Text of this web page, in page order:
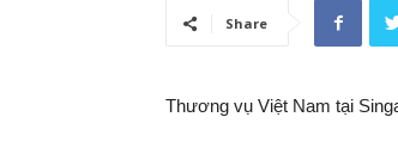
Share
Thương vụ Việt Nam tại